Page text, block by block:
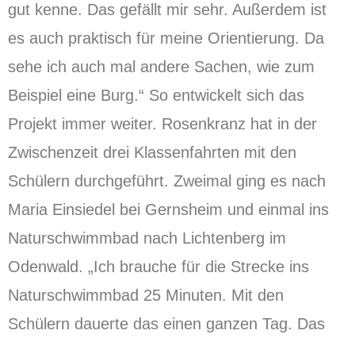
gut kenne. Das gefällt mir sehr. Außerdem ist
es auch praktisch für meine Orientierung. Da
sehe ich auch mal andere Sachen, wie zum
Beispiel eine Burg.“ So entwickelt sich das
Projekt immer weiter. Rosenkranz hat in der
Zwischenzeit drei Klassenfahrten mit den
Schülern durchgeführt. Zweimal ging es nach
Maria Einsiedel bei Gernsheim und einmal ins
Naturschwimmbad nach Lichtenberg im
Odenwald. „Ich brauche für die Strecke ins
Naturschwimmbad 25 Minuten. Mit den
Schülern dauerte das einen ganzen Tag. Das